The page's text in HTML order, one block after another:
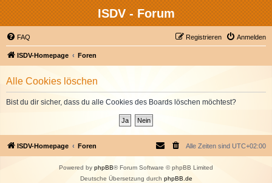
ISDV - Forum
FAQ Anmelden
Registrieren
ISDV-Homepage Foren
Alle Cookies löschen
Bist du dir sicher, dass du alle Cookies des Boards löschen möchtest?
ISDV-Homepage Foren Alle Zeiten sind UTC+02:00
Powered by phpBB® Forum Software © phpBB Limited
Deutsche Übersetzung durch phpBB.de